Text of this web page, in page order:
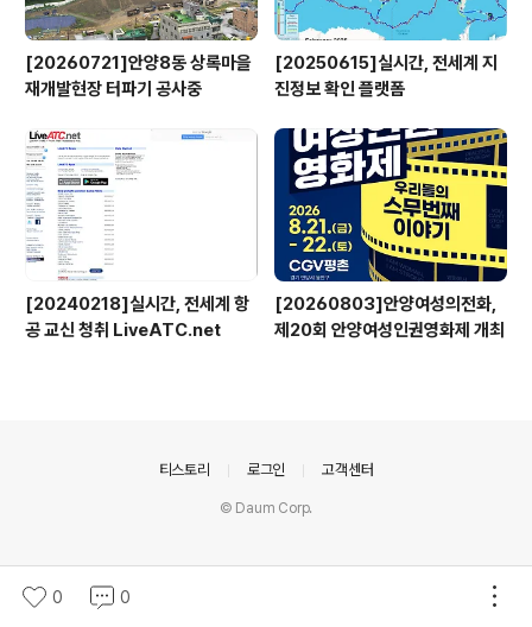
[20260721]안양8동 상록마을
재개발현장 터파기 공사중
[20250615]실시간, 전세계 지
진정보 확인 플랫폼
[20240218]실시간, 전세계 항
공 교신 청취 LiveATC.net
[20260803]안양여성의전화,
제20회 안양여성인권영화제 개최
0 0
티스토리 로그인 고객센터
© Daum Corp.